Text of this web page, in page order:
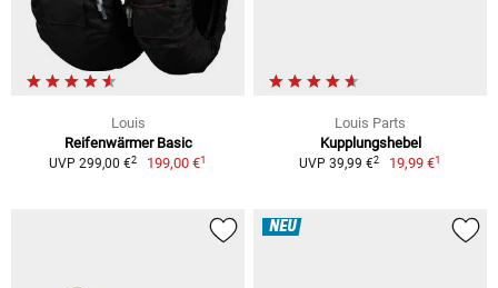
Louis
Reifenwärmer Basic
UVP 299,00 €2 199,00 €1
Louis Parts
Kupplungshebel
UVP 39,99 €2 19,99 €1
NEU